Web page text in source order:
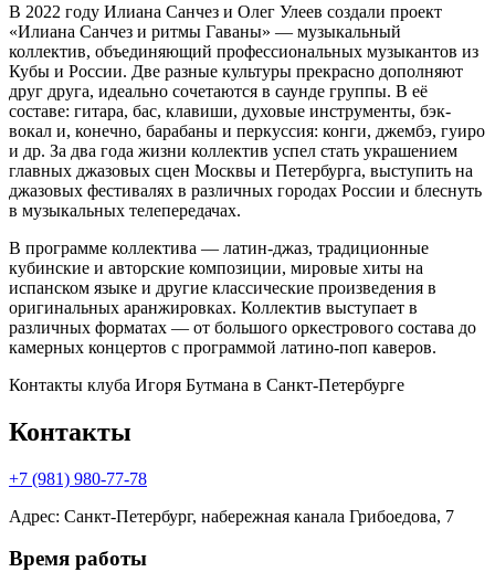
В 2022 году Илиана Санчез и Олег Улеев создали проект
«Илиана Санчез и ритмы Гаваны» — музыкальный
коллектив, объединяющий профессиональных музыкантов из
Кубы и России. Две разные культуры прекрасно дополняют
друг друга, идеально сочетаются в саунде группы. В её
составе: гитара, бас, клавиши, духовые инструменты, бэк-
вокал и, конечно, барабаны и перкуссия: конги, джембэ, гуиро
и др. За два года жизни коллектив успел стать украшением
главных джазовых сцен Москвы и Петербурга, выступить на
джазовых фестивалях в различных городах России и блеснуть
в музыкальных телепередачах.
В программе коллектива — латин-джаз, традиционные
кубинские и авторские композиции, мировые хиты на
испанском языке и другие классические произведения в
оригинальных аранжировках. Коллектив выступает в
различных форматах — от большого оркестрового состава до
камерных концертов с программой латино-поп каверов.
Контакты клуба Игоря Бутмана в Санкт-Петербурге
Контакты
+7 (981) 980-77-78
Адрес: Санкт-Петербург, набережная канала Грибоедова, 7
Время работы